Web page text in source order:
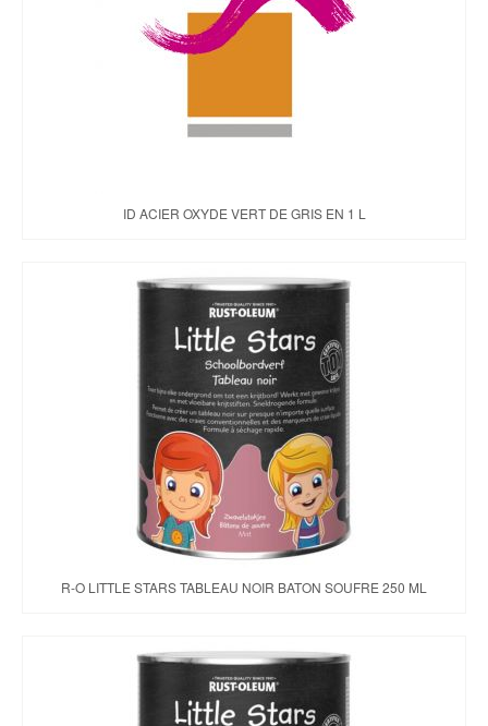
ID ACIER OXYDE VERT DE GRIS EN 1 L
R-O LITTLE STARS TABLEAU NOIR BATON SOUFRE 250 ML